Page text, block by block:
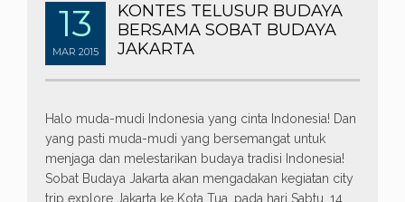
13
MAR 2015
KONTES TELUSUR BUDAYA
BERSAMA SOBAT BUDAYA
JAKARTA
Halo muda-mudi Indonesia yang cinta Indonesia! Dan
yang pasti muda-mudi yang bersemangat untuk
menjaga dan melestarikan budaya tradisi Indonesia!
Sobat Budaya Jakarta akan mengadakan kegiatan city
trip explore Jakarta ke Kota Tua. pada hari Sabtu, 14